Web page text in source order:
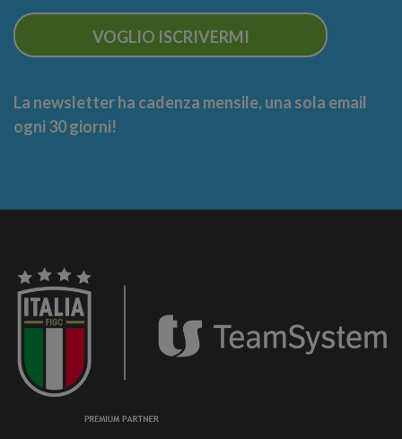
VOGLIO ISCRIVERMI
La newsletter ha cadenza mensile, una sola email
ogni 30 giorni!